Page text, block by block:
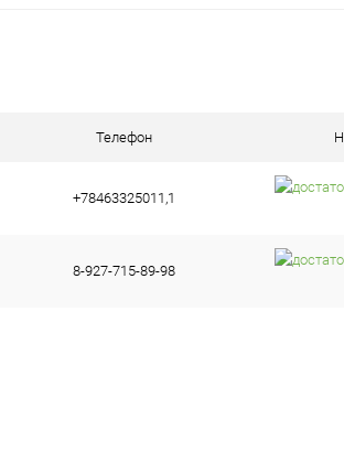
Телефон
+78463325011,1
8-927-715-89-98